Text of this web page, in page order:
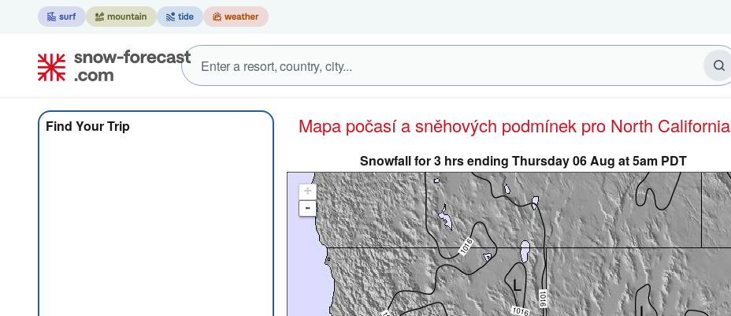
Find Your Trip Mapa počasí a sněhových podmínek pro North California
Snowfall for 3 hrs ending Thursday 06 Aug at 5am PDT
+
-